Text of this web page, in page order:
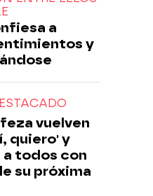
a
y
vuelven
quiero' y
todos con
su próxima